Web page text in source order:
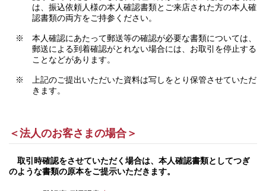
は、振込依頼人様の本人確認書類とご来店された方の本人確
認書類の両方をご持参ください。
※ 本人確認にあたって郵送等の確認が必要な書類については、
郵送による到着確認がとれない場合には、お取引を停止する
ことなどがあります。
※ 上記のご提出いただいた資料は写しをとり保管させていただ
きます。
＜法人のお客さまの場合＞
取引時確認をさせていただく場合は、本人確認書類としてつぎ
のような書類の原本をご提示いただきます。